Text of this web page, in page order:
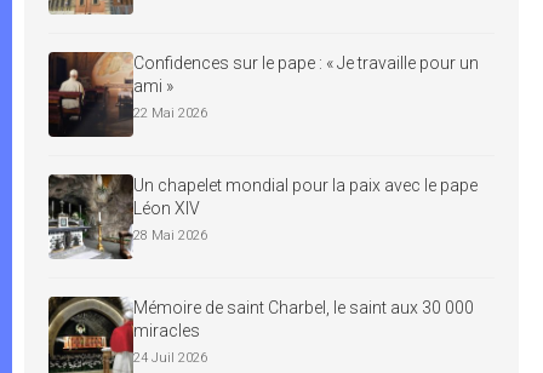
Confidences sur le pape : « Je travaille pour un
ami »
22 Mai 2026
Un chapelet mondial pour la paix avec le pape
Léon XIV
28 Mai 2026
Mémoire de saint Charbel, le saint aux 30 000
miracles
24 Juil 2026